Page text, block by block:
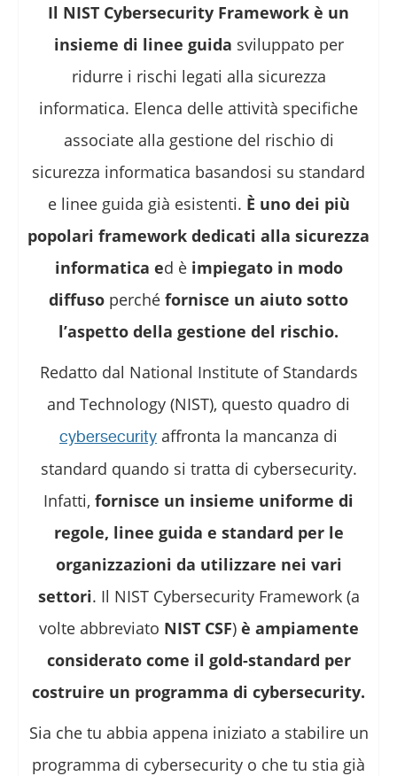
Il NIST Cybersecurity Framework è un
insieme di linee guida sviluppato per
ridurre i rischi legati alla sicurezza
informatica. Elenca delle attività specifiche
associate alla gestione del rischio di
sicurezza informatica basandosi su standard
e linee guida già esistenti. È uno dei più
popolari framework dedicati alla sicurezza
informatica ed èimpiegato in modo
diffuso perché fornisce un aiuto sotto
l’aspetto della gestione del rischio.
Redatto dal National Institute of Standards
and Technology (NIST), questo quadro di
cybersecurity affronta la mancanza di
standard quando si tratta di cybersecurity.
Infatti, fornisce un insieme uniforme di
regole, linee guida e standard per le
organizzazioni da utilizzare nei vari
settori. Il NIST Cybersecurity Framework (a
volte abbreviato NIST CSF) è ampiamente
considerato come il gold-standard per
costruire un programma di cybersecurity.
Sia che tu abbia appena iniziato a stabilire un
programma di cybersecurity o che tu stia già